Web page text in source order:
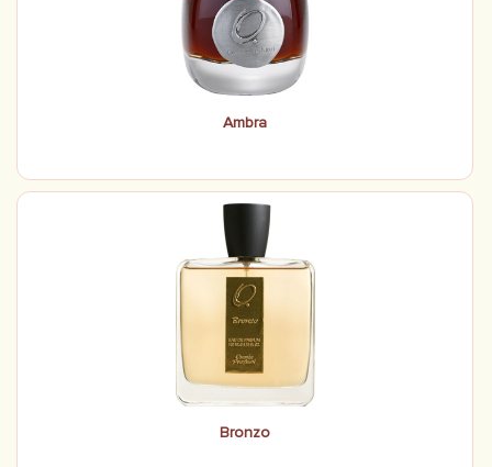
Ambra
Bronzo